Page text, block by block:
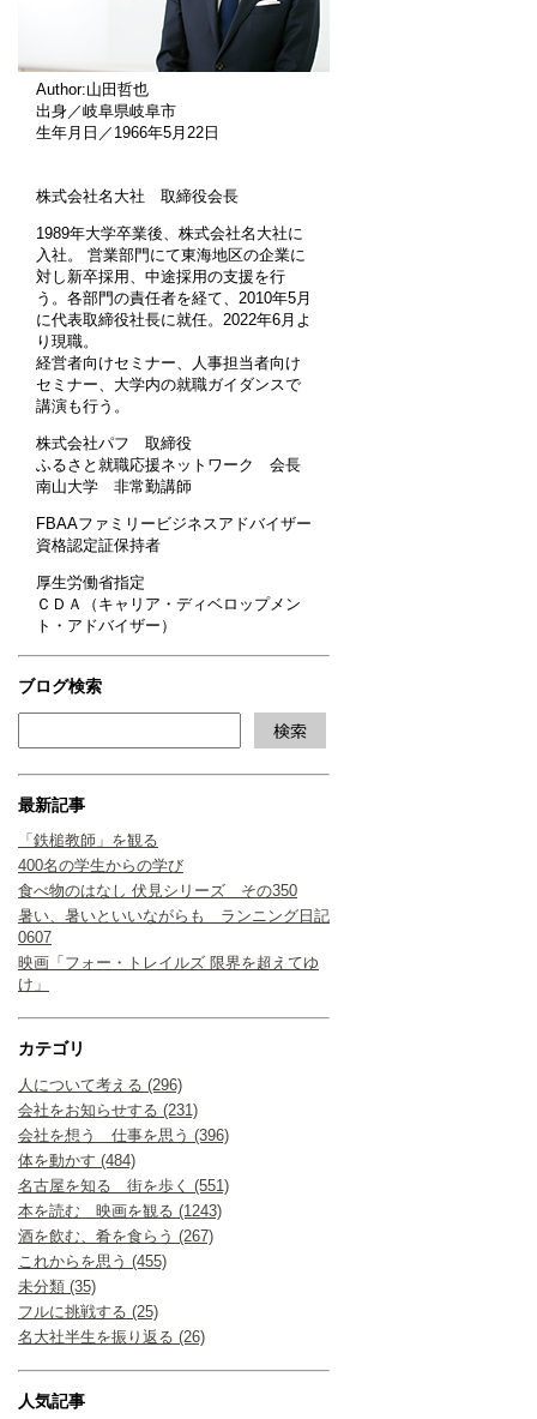
Author:山田哲也
出身／岐阜県岐阜市
生年月日／1966年5月22日
株式会社名大社 取締役会長
1989年大学卒業後、株式会社名大社に
入社。 営業部門にて東海地区の企業に
対し新卒採用、中途採用の支援を行
う。各部門の責任者を経て、2010年5月
に代表取締役社長に就任。2022年6月よ
り現職。
経営者向けセミナー、人事担当者向け
セミナー、大学内の就職ガイダンスで
講演も行う。
株式会社パフ 取締役
ふるさと就職応援ネットワーク 会長
南山大学 非常勤講師
FBAAファミリービジネスアドバイザー
資格認定証保持者
厚生労働省指定
ＣＤＡ（キャリア・ディベロップメン
ト・アドバイザー）
ブログ検索
最新記事
「鉄槌教師」を観る
400名の学生からの学び
食べ物のはなし 伏見シリーズ その350
暑い、暑いといいながらも ランニング日記
0607
映画「フォー・トレイルズ 限界を超えてゆ
け」
カテゴリ
人について考える (296)
会社をお知らせする (231)
会社を想う 仕事を思う (396)
体を動かす (484)
名古屋を知る 街を歩く (551)
本を読む 映画を観る (1243)
酒を飲む、肴を食らう (267)
これからを思う (455)
未分類 (35)
フルに挑戦する (25)
名大社半生を振り返る (26)
人気記事